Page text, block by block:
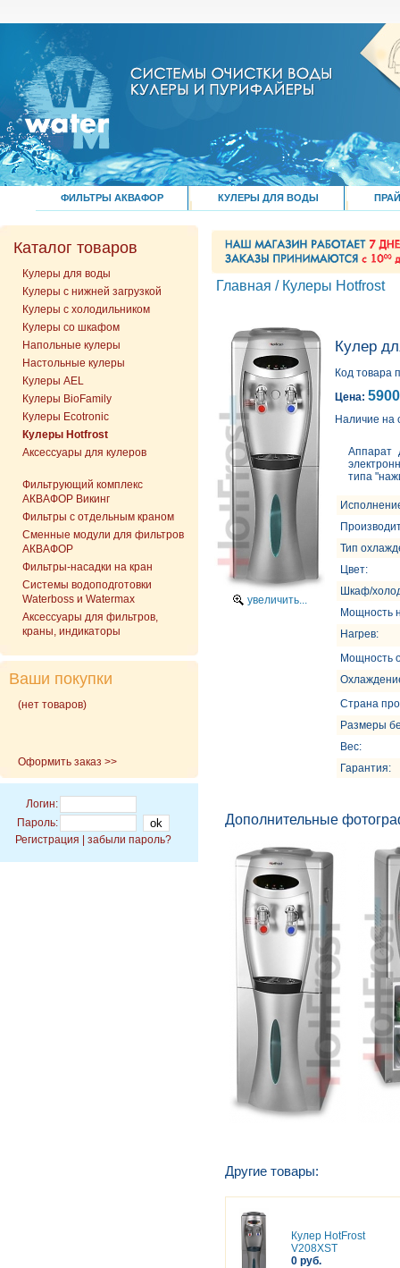
ФИЛЬТРЫ АКВАФОР КУЛЕРЫ ДЛЯ ВОДЫ
Каталог товаров
Кулеры для воды
Кулеры с нижней загрузкой
Кулеры с холодильником
Кулеры со шкафом
Напольные кулеры
Настольные кулеры
Кулеры AEL
Кулеры BioFamily
Кулеры Ecotronic
Кулеры Hotfrost
Аксессуары для кулеров
Фильтрующий комплекс
АКВАФОР Викинг
Фильтры с отдельным краном
Сменные модули для фильтров
АКВАФОР
Фильтры-насадки на кран
Cистемы водоподготовки
Waterboss и Watermax
Аксессуары для фильтров,
краны, индикаторы
Ваши покупки
(нет товаров)
Оформить заказ >>
Логин:
Пароль:
Регистрация
забыли пароль?
Главная / Кулеры Hotfrost
увеличить...
Кулер
Код товара
Цена:
Наличие на
Аппарат
типа
Тип
Цвет:
Шкаф/
Мощность
Нагрев:
Мощность
Страна
Размеры
Вес:
Гарантия:
Дополнительные
Другие товары:
Кулер HotFrost
V208XST
0 руб.